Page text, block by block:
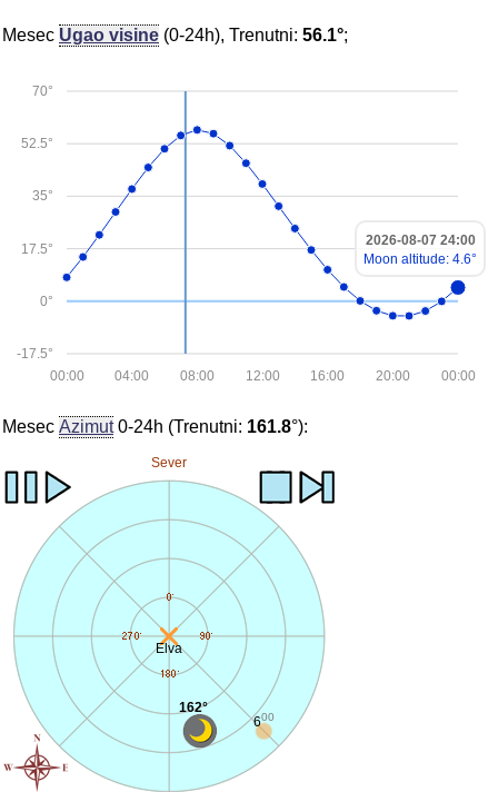
Mesec Ugao visine (0-24h), Trenutni: 56.1°;
-17.5°
0°
17.5°
35°
52.5°
70°
00:00
20:00
16:00
12:00
08:00
04:00
00:00
2026-08-07 24:00
Moon altitude: 4.6°
Mesec Azimut0-24h (Trenutni: 161.8°):
Sever
Elva
600
162°